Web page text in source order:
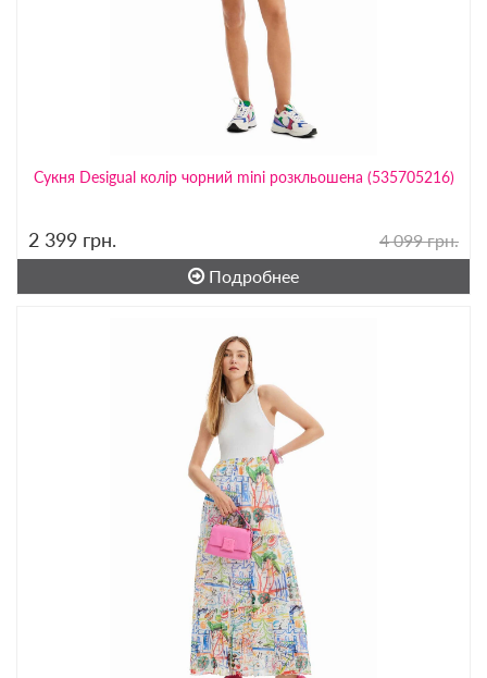
Сукня Desigual колір чорний mini розкльошена (535705216)
2 399 грн.
4 099 грн.
Подробнее